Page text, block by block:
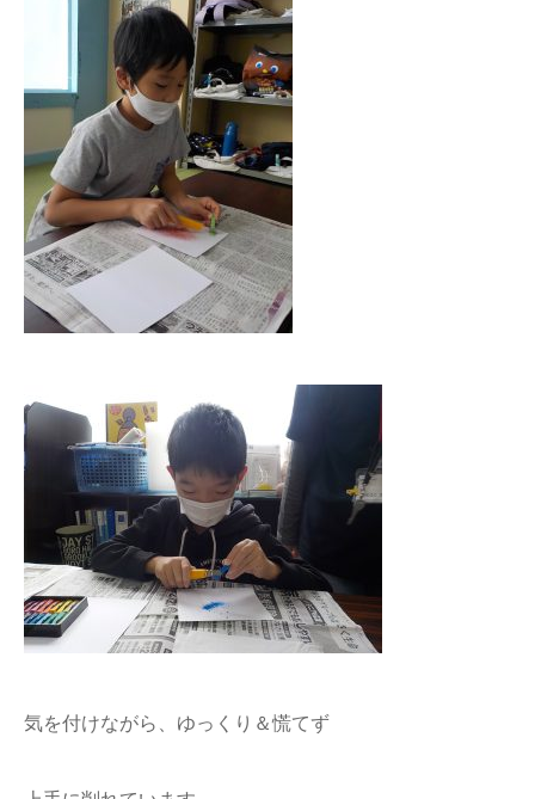
気を付けながら、ゆっくり＆慌てず